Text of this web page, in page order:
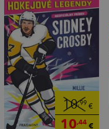
10,99 €
10,44€